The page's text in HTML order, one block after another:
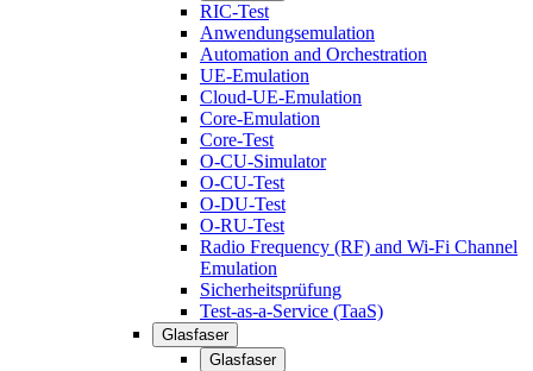
RIC-Test
Anwendungsemulation
Automation and Orchestration
UE-Emulation
Cloud-UE-Emulation
Core-Emulation
Core-Test
O-CU-Simulator
O-CU-Test
O-DU-Test
O-RU-Test
Radio Frequency (RF) and Wi-Fi Channel
Emulation
Sicherheitsprüfung
Test-as-a-Service (TaaS)
Glasfaser
Glasfaser